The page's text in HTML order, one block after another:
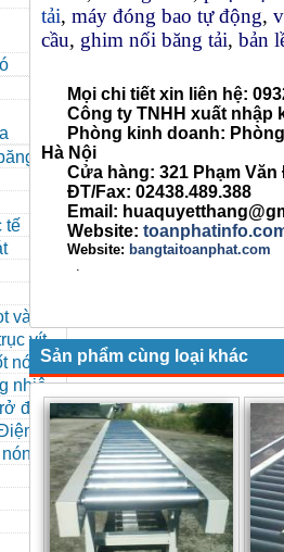
tải
tế
và các
vít,
nóng
nhiệt
đúc
trở
-
tải, máy đóng bao tự động,
cầu, ghim nối băng tải, bản
Mọi chi tiết xin liên hệ:
Công ty TNHH xuất nhập
Phòng kinh doanh: Phòng
Hà Nội
Cửa hàng: 321 Phạm Văn
ĐT/Fax: 02438.489.388
Email:
Website:
Website: bangtaitoanphat.com
.
Sản phẩm cùng loại khác